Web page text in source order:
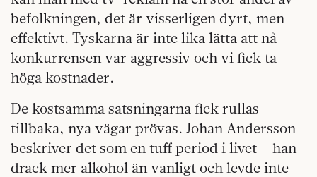
befolkningen, det är visserligen dyrt, men
effektivt. Tyskarna är inte lika lätta att nå –
konkurrensen var aggressiv och vi fick ta
höga kostnader.
De kostsamma satsningarna fick rullas
tillbaka, nya vägar prövas. Johan Andersson
beskriver det som en tuff period i livet – han
drack mer alkohol än vanligt och levde inte